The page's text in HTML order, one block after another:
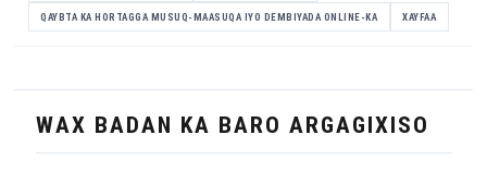
QAYBTA KA HORTAGGA MUSUQ-MAASUQA IYO DEMBIYADA ONLINE-KA XAYFAA
WAX BADAN KA BARO ARGAGIXISO